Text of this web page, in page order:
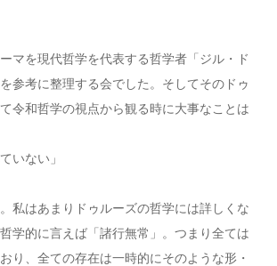
マを現代哲学を代表する哲学者「ジル・ド
参考に整理する会でした。そしてそのドゥ
令和哲学の視点から観る時に大事なことは
いない」
私はあまりドゥルーズの哲学には詳しくな
学的に言えば「諸行無常」。つまり全ては
り、全ての存在は一時的にそのような形・